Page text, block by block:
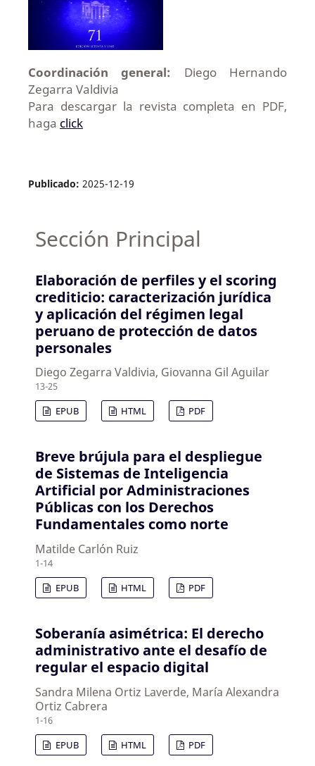
Coordinación general: Diego Hernando
Zegarra Valdivia
Para descargar la revista completa en PDF,
haga click
Publicado: 2025-12-19
Sección Principal
Elaboración de perfiles y el scoring
crediticio: caracterización jurídica
y aplicación del régimen legal
peruano de protección de datos
personales
Diego Zegarra Valdivia, Giovanna Gil Aguilar
13-25
EPUB
HTML PDF
Breve brújula para el despliegue
de Sistemas de Inteligencia
Artificial por Administraciones
Públicas con los Derechos
Fundamentales como norte
Matilde Carlón Ruiz
1-14
EPUB
HTML PDF
Soberanía asimétrica: El derecho
administrativo ante el desafío de
regular el espacio digital
Sandra Milena Ortiz Laverde, María Alexandra
Ortiz Cabrera
1-16
EPUB
HTML PDF